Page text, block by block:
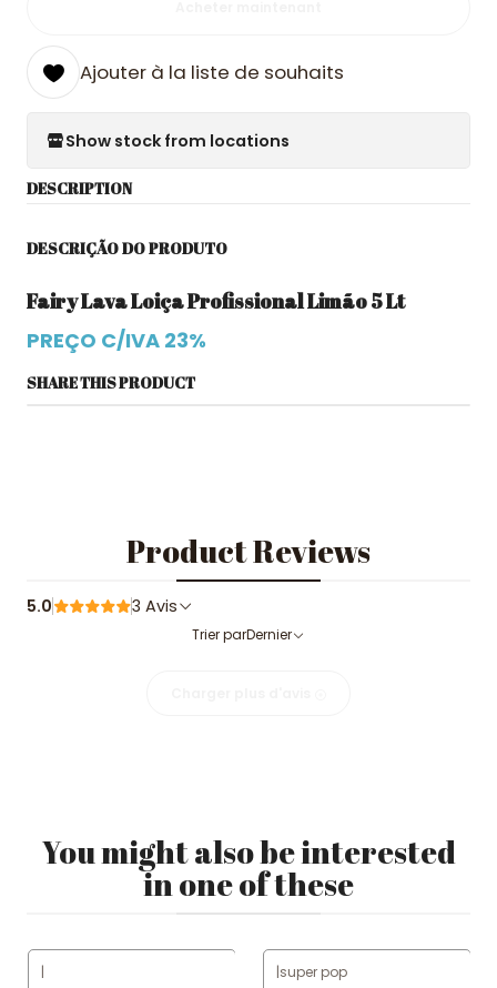
Ajouter à la liste de souhaits
Show stock from locations
DESCRIPTION
DESCRIÇÃO DO PRODUTO
Fairy Lava Loiça Profissional Limão 5 Lt
PREÇO C/IVA 23%
SHARE THIS PRODUCT
Product Reviews
5.0 3 Avis
Trier parDernier
You might also be interested
in one of these
| |super pop